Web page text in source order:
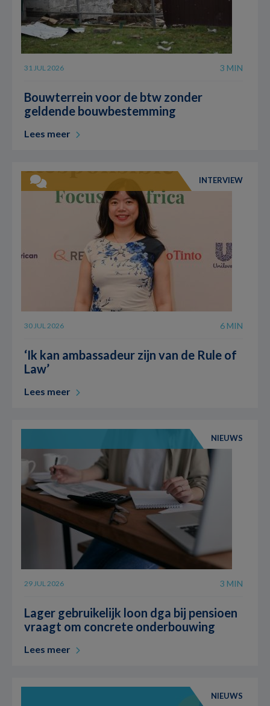
31 JUL 2026 3 MIN
Bouwterrein voor de btw zonder
geldende bouwbestemming
Lees meer
INTERVIEW
30 JUL 2026 6 MIN
‘Ik kan ambassadeur zijn van de Rule of
Law’
Lees meer
NIEUWS
29 JUL 2026 3 MIN
Lager gebruikelijk loon dga bij pensioen
vraagt om concrete onderbouwing
Lees meer
NIEUWS